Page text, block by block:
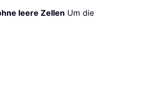
leere Zellen Um die